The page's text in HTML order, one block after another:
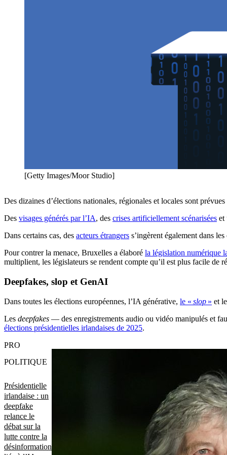
[Getty Images/Moor Studio]
Des dizaines d’élections nationales, régionales et locales sont
Des visages générés par l’IA, des crises artificiellement scénarisées et
Dans certains cas, des acteurs étrangers s’ingèrent également dans
Pour contrer la menace, Bruxelles a élaboré la législation numérique
multiplient, les législateurs se rendent compte qu’il est plus facile
Deepfakes, slop et GenAI
Dans toutes les élections européennes, l’IA générative, le « slop » et
Les deepfakes — des enregistrements audio ou vidéo manipulés et
élections présidentielles irlandaises de 2025.
Présidentielle
irlandaise : un
deepfake
relance le
débat sur la
lutte contre la
désinformation
PRO
POLITIQUE